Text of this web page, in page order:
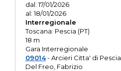
dal: 17/01/2026
al: 18/01/2026
Interregionale
Toscana: Pescia (PT)
18 m
Gara Interregionale
09014- Arcieri Citta' di Pescia
Del Freo, Fabrizio